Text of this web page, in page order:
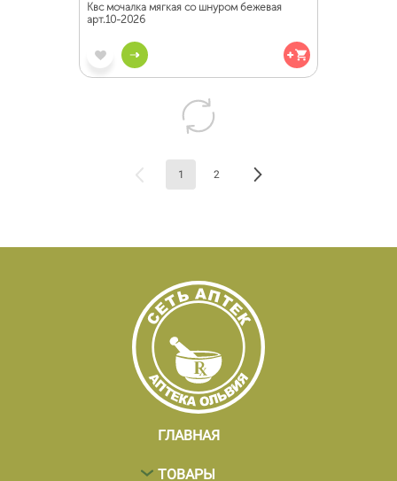
Квс мочалка мягкая со шнуром бежевая
арт.10-2026
1 2
ГЛАВНАЯ
ТОВАРЫ